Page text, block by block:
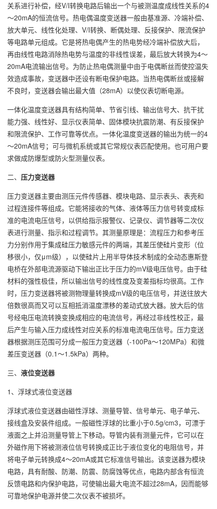
关系进行补偿，经V/I转换电路后输出一个与被测温度成线性关系的4
～20mA的恒流信号。热电偶温度变送器一般由基准源、冷端补偿、
放大单元、线性化处理、V/I转换、断偶处理、反接保护、限流保护
等电路单元组成。它是将热电偶产生的热电势经冷端补偿放大后，
再由线性电路消除热电势与温度的非线性误差，最后放大转换为4～
20mA电流输出信号。为防止热电偶测量中由于电偶断丝而使控温失
效造成事故，变送器中还设有断电保护电路。当热电偶断丝或接解
不良时，变送器会输出最大值（28mA）以使仪表切断电源。
一体化温度变送器具有结构简单、节省引线、输出信号大、抗干扰
能力强、线性好、显示仪表简单、固体模块抗震防潮、有反接保护
和限流保护、工作可靠等优点。一体化温度变送器的输出为统一的4
～20mA信号；可与微机系统或其它常规仪表匹配使用。也可用户要
求做成防爆型或防火型测量仪表。
二、 压力变送器
压力变送器主要由测压元件传感器、模块电路、显示表头、表壳和
过程连接件等组成。它能将接收的气体、液体等压力信号转变成标
准的电流电压信号，以供给指示报警仪、记录仪、调节器等二次仪
表进行测量、指示和过程调节。其测量原理是：流程压力和参考压
力分别作用于集成硅压力敏感元件的两端，其差压使硅片变形（位
移很小，仅μm级），以使硅片上用半导体技术制成的全动态惠斯登
电桥在外部电流源驱动下输出正比于压力的mV级电压信号。由于硅
材料的强性极佳，所以输出信号的线性度及变差指标均很高。工作
时，压力变送器将被测物理量转换成mV级的电压信号，并送往放大
倍数很高而又可以互相抵消温度漂移的差动式放大器。放大后的信
号经电压电流转换变换成相应的电流信号，再经过非线性校正，最
后产生与输入压力成线性对应关系的标准电流电压信号。压力变送
器根据测压范围可分成一般压力变送器（-100Pa～120MPa）和微
差压变送器（0.1～1.5kPa）两种。
三、 液位变送器
1、浮球式液位变送器
浮球式液位变送器由磁性浮球、测量导管、信号单元、电子单元、
接线盒及安装件组成。一般磁性浮球的比重小于0.5g/cm3，可漂于
液面之上并沿测量导管上下移动。导管内装有测量元件，它可以在
外磁作用下将被测液位信号转换成正比于液位变化的电阻信号，并
将电子单元转换成4～20mA或其它标准信号输出。该变送器为模块
电路，具有耐酸、防潮、防震、防腐蚀等优点，电路内部含有恒流
反馈电路和内保护电路，可使输出最大电流不超过28mA，因而能够
可靠地保护电源并使二次仪表不被损坏。